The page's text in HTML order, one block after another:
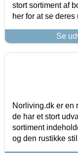
stort sortiment af
her for at se deres
Se
Norliving.dk er en
de har et stort
sortiment
og den rustikke